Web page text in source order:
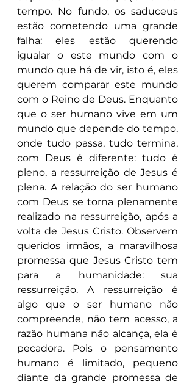
tempo. No fundo, os saduceus
estão cometendo uma grande
falha: eles estão querendo
igualar o este mundo com o
mundo que há de vir, isto é, eles
querem comparar este mundo
com o Reino de Deus. Enquanto
que o ser humano vive em um
mundo que depende do tempo,
onde tudo passa, tudo termina,
com Deus é diferente: tudo é
pleno, a ressurreição de Jesus é
plena. A relação do ser humano
com Deus se torna plenamente
realizado na ressurreição, após a
volta de Jesus Cristo. Observem
queridos irmãos, a maravilhosa
promessa que Jesus Cristo tem
para a humanidade: sua
ressurreição. A ressurreição é
algo que o ser humano não
compreende, não tem acesso, a
razão humana não alcança, ela é
pecadora. Pois o pensamento
humano é limitado, pequeno
diante da grande promessa de